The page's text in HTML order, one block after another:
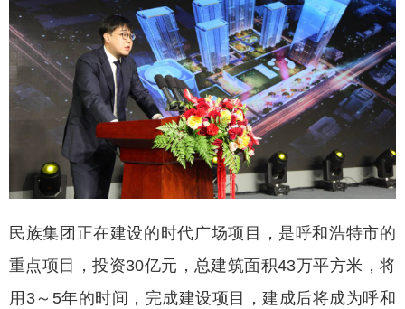
民族集团正在建设的时代广场项目，是呼和浩特市的
重点项目，投资30亿元，总建筑面积43万平方米，将
用3～5年的时间，完成建设项目，建成后将成为呼和